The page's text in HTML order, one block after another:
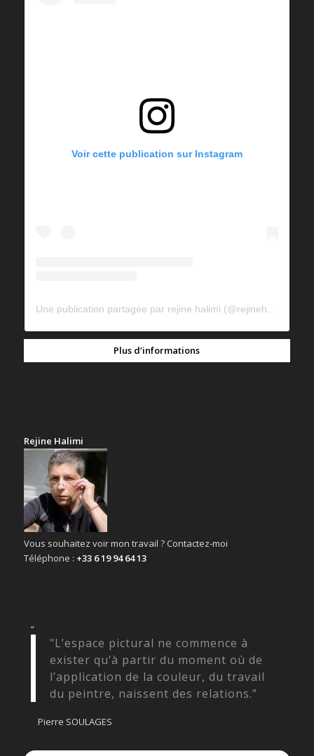
Voir cette publication sur Instagram
Plus d’informations
Rejine Halimi
Vous souhaitez voir mon travail ? Contactez-moi
Téléphone : +33 6 19 94 64 13
“
"L’espace pictural ne commence à
exister qu’à partir du moment où de
l’application de la couleur, du travail
du peintre, naissent des relations.”
Pierre SOULAGES